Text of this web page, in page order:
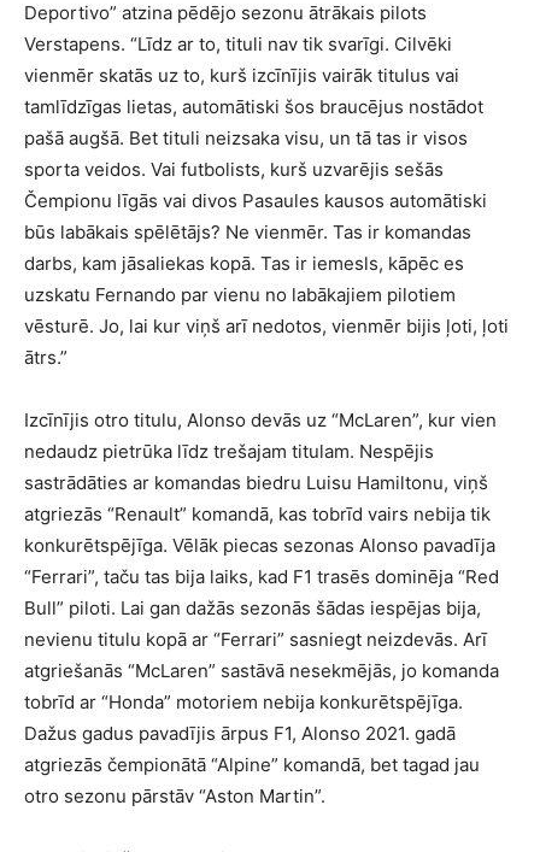
Deportivo” atzina pēdējo sezonu ātrākais pilots
Verstapens. “Līdz ar to, tituli nav tik svarīgi. Cilvēki
vienmēr skatās uz to, kurš izcīnījis vairāk titulus vai
tamlīdzīgas lietas, automātiski šos braucējus nostādot
pašā augšā. Bet tituli neizsaka visu, un tā tas ir visos
sporta veidos. Vai futbolists, kurš uzvarējis sešās
Čempionu līgās vai divos Pasaules kausos automātiski
būs labākais spēlētājs? Ne vienmēr. Tas ir komandas
darbs, kam jāsaliekas kopā. Tas ir iemesls, kāpēc es
uzskatu Fernando par vienu no labākajiem pilotiem
vēsturē. Jo, lai kur viņš arī nedotos, vienmēr bijis ļoti, ļoti
ātrs.”
Izcīnījis otro titulu, Alonso devās uz “McLaren”, kur vien
nedaudz pietrūka līdz trešajam titulam. Nespējis
sastrādāties ar komandas biedru Luisu Hamiltonu, viņš
atgriezās “Renault” komandā, kas tobrīd vairs nebija tik
konkurētspējīga. Vēlāk piecas sezonas Alonso pavadīja
“Ferrari”, taču tas bija laiks, kad F1 trasēs dominēja “Red
Bull” piloti. Lai gan dažās sezonās šādas iespējas bija,
nevienu titulu kopā ar “Ferrari” sasniegt neizdevās. Arī
atgriešanās “McLaren” sastāvā nesekmējās, jo komanda
tobrīd ar “Honda” motoriem nebija konkurētspējīga.
Dažus gadus pavadījis ārpus F1, Alonso 2021. gadā
atgriezās čempionātā “Alpine” komandā, bet tagad jau
otro sezonu pārstāv “Aston Martin”.